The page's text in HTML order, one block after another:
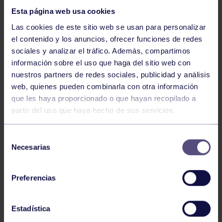
Esta página web usa cookies
Las cookies de este sitio web se usan para personalizar
el contenido y los anuncios, ofrecer funciones de redes
sociales y analizar el tráfico. Además, compartimos
información sobre el uso que haga del sitio web con
nuestros partners de redes sociales, publicidad y análisis
web, quienes pueden combinarla con otra información
que les haya proporcionado o que hayan recopilado a
partir del uso que haya hecho de sus servicios.
Necesarias
Preferencias
Estadística
Natación 27 Jul 2026
CAMPEONATO DE ESPAÑA DE
NATACIÓN ADAPTADA
Natación